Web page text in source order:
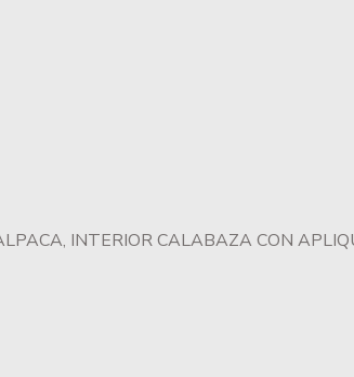
INTERIOR CALABAZA CON